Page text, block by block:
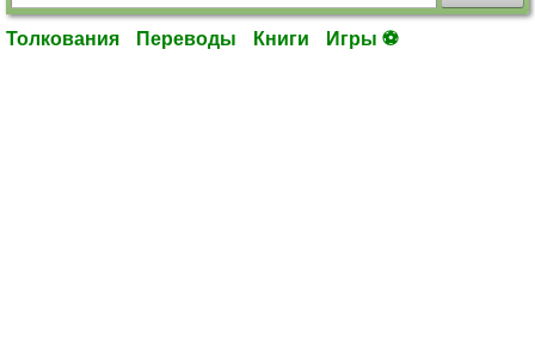
Толкования Переводы Книги Игры ⚽